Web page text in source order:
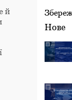
й
Нове